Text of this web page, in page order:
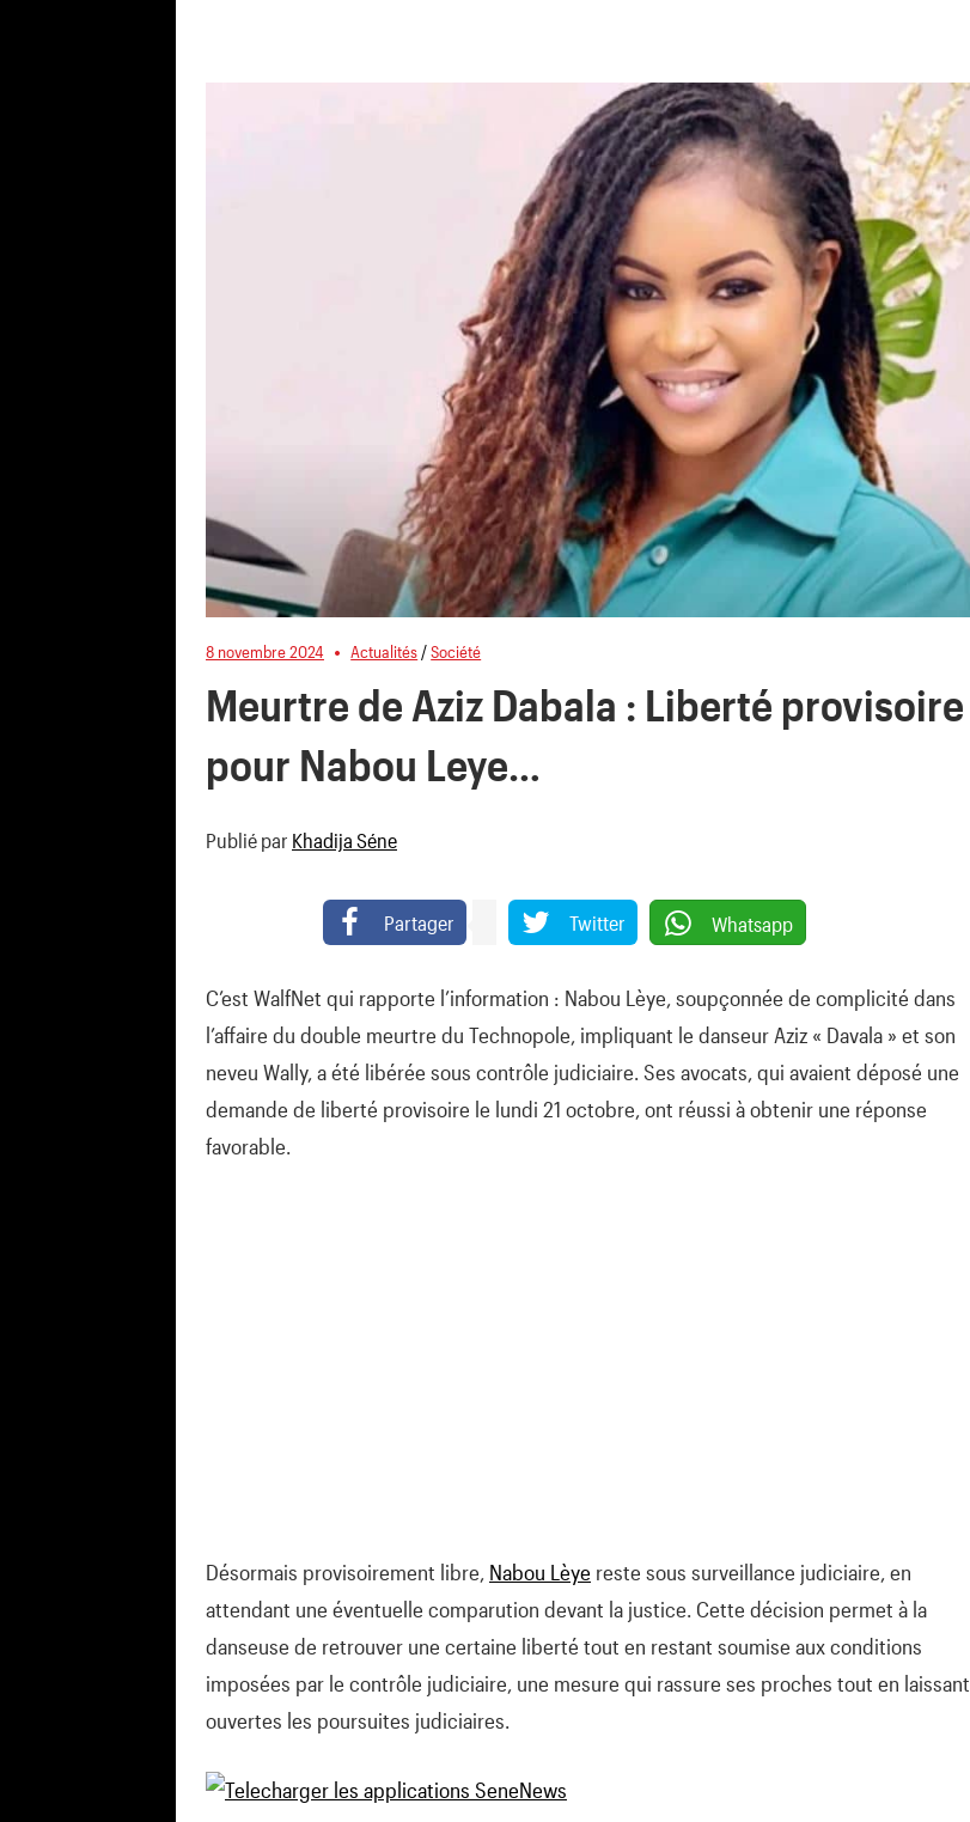
8 novembre 2024 Actualités /Société
Meurtre de Aziz Dabala : Liberté provisoire
pour Nabou Leye…
Publié par Khadija Séne
Partager Twitter Whatsapp
C’est WalfNet qui rapporte l’information : Nabou Lèye, soupçonnée de complicité dans
l’affaire du double meurtre du Technopole, impliquant le danseur Aziz « Davala » et son
neveu Wally, a été libérée sous contrôle judiciaire. Ses avocats, qui avaient déposé une
demande de liberté provisoire le lundi 21 octobre, ont réussi à obtenir une réponse
favorable.
Désormais provisoirement libre, Nabou Lèye reste sous surveillance judiciaire, en
attendant une éventuelle comparution devant la justice. Cette décision permet à la
danseuse de retrouver une certaine liberté tout en restant soumise aux conditions
imposées par le contrôle judiciaire, une mesure qui rassure ses proches tout en laissant
ouvertes les poursuites judiciaires.